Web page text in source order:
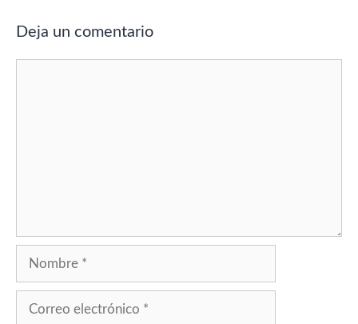
Deja un comentario